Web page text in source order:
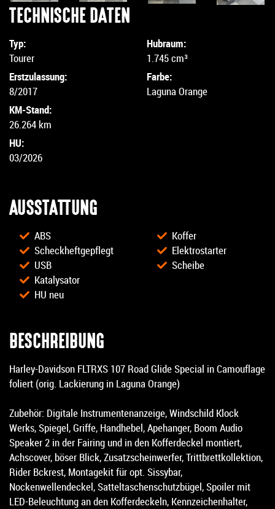
TECHNISCHE DATEN
Typ:
Tourer
Erstzulassung:
8/2017
KM-Stand:
26.264 km
HU:
03/2026
Hubraum:
1.745 cm³
Farbe:
Laguna Orange
AUSSTATTUNG
ABS
Scheckheftgepflegt
USB
Katalysator
HU neu
Koffer
Elektrostarter
Scheibe
BESCHREIBUNG
Harley-Davidson FLTRXS 107 Road Glide Special in Camouflage
foliert (orig. Lackierung in Laguna Orange)
Zubehör: Digitale Instrumentenanzeige, Windschild Klock
Werks, Spiegel, Griffe, Handhebel, Apehanger, Boom Audio
Speaker 2 in der Fairing und in den Kofferdeckel montiert,
Achscover, böser Blick, Zusatzscheinwerfer, Trittbrettkollektion,
Rider Bckrest, Montagekit für opt. Sissybar,
Nockenwellendeckel, Satteltaschenschutzbügel, Spoiler mit
LED-Beleuchtung an den Kofferdeckeln, Kennzeichenhalter,